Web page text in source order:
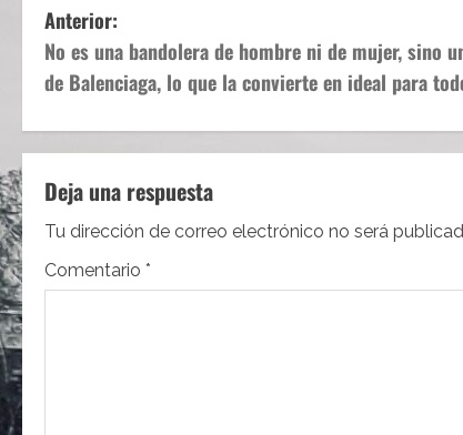
N
a
v
e
g
a
c
Anterior:
No es una bandolera de hombre ni de mujer, sino
de Balenciaga, lo que la convierte en ideal para
Deja una respuesta
Tu dirección de correo electrónico no será
Comentario *